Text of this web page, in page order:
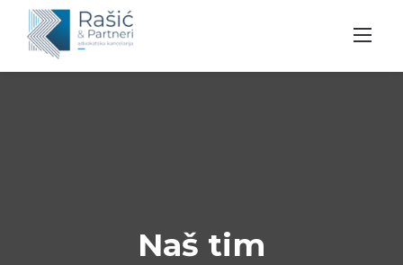
content
Naš tim